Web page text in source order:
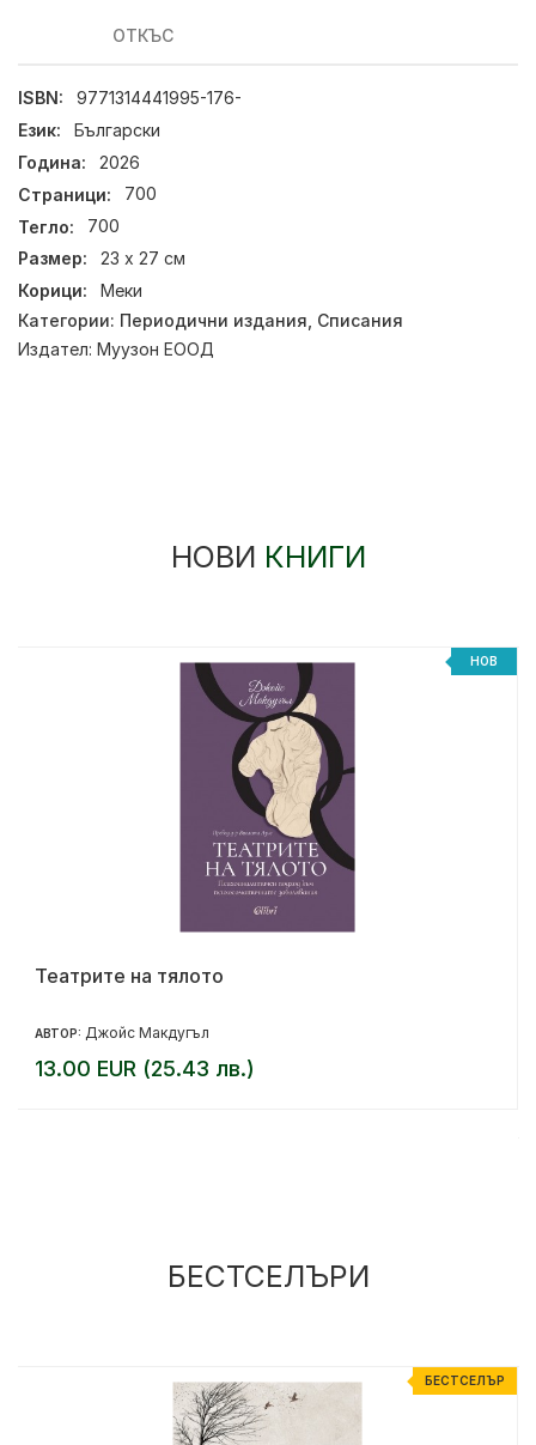
ОТКЪС
ISBN:
9771314441995-176-
Език:
Български
Година:
2026
Страници:
700
Тегло:
700
Размер:
23 х 27 см
Корици:
Меки
Категории: Периодични издания, Списания
Издател: Муузон ЕООД
НОВИ КНИГИ
НОВ
Театрите на тялото
АВТОР: Джойс Макдугъл
13.00 EUR (25.43 лв.)
БЕСТСЕЛЪРИ
БЕСТСЕЛЪР